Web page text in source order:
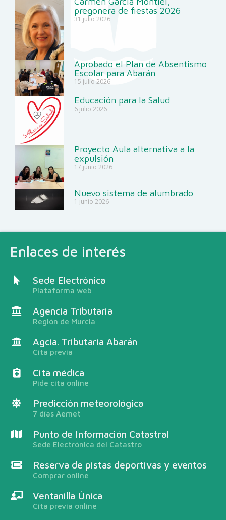
Enlaces de interés
Sede Electrónica
Plataforma web
Agencia Tributaria
Región de Murcia
Agcia. Tributaria Abarán
Cita previa
Cita médica
Pide cita online
Predicción meteorológica
7 días Aemet
Punto de Información Catastral
Sede Electrónica del Catastro
Reserva de pistas deportivas y eventos
Comprar online
Ventanilla Única
Cita previa online
pregonera de fiestas 2026
31 julio 2026
Aprobado el Plan de Absentismo
Escolar para Abarán
15 julio 2026
Educación para la Salud
6 julio 2026
Proyecto Aula alternativa a la
expulsión
17 junio 2026
Nuevo sistema de alumbrado
1 junio 2026